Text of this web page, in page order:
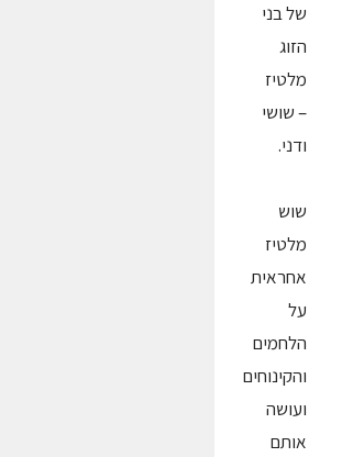
של בני
הזוג
מלטיז
– שושי
ודני.
שוש
מלטיז
אחראית
על
הלחמים
והקינוחים
ועושה
אותם